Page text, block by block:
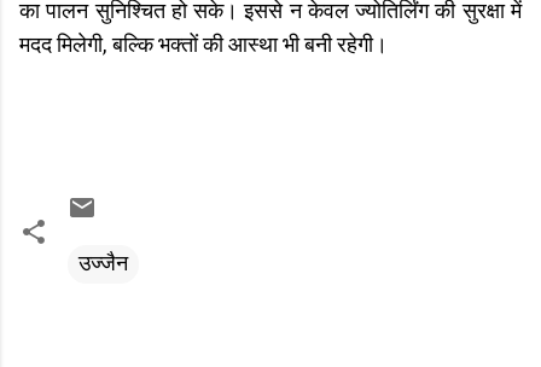
का पालन सुनिश्चित हो सके। इससे न केवल ज्योतिर्लिंग की सुरक्षा में
मदद मिलेगी, बल्कि भक्तों की आस्था भी बनी रहेगी।
उज्जैन